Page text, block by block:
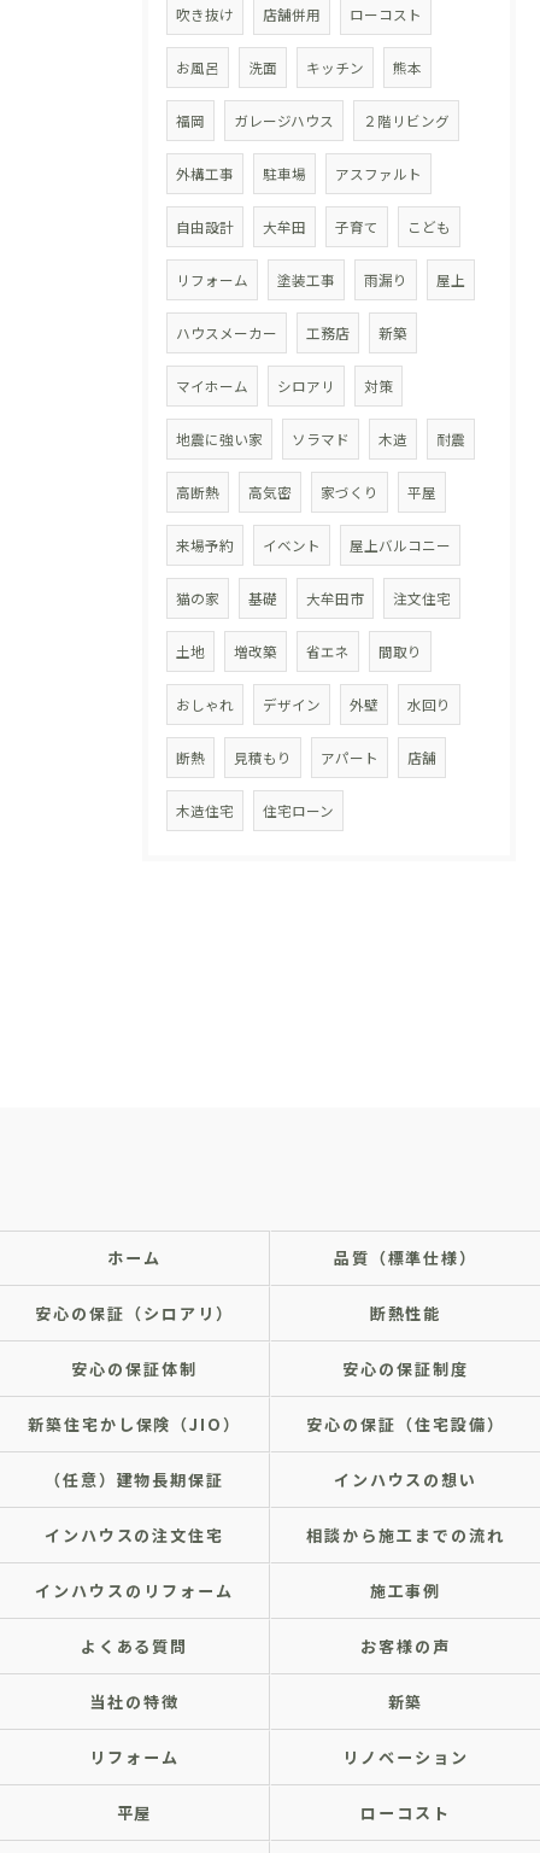
吹き抜け 店舗併用 ローコスト
お風呂 洗面 キッチン 熊本
福岡 ガレージハウス ２階リビング
外構工事 駐車場 アスファルト
自由設計 大牟田 子育て こども
リフォーム 塗装工事 雨漏り 屋上
ハウスメーカー 工務店 新築
マイホーム シロアリ 対策
地震に強い家 ソラマド 木造 耐震
高断熱 高気密 家づくり 平屋
来場予約 イベント 屋上バルコニー
猫の家 基礎 大牟田市 注文住宅
土地 増改築 省エネ 間取り
おしゃれ デザイン 外壁 水回り
断熱 見積もり アパート 店舗
木造住宅 住宅ローン
ホーム 品質（標準仕様）
安心の保証（シロアリ） 断熱性能
安心の保証体制 安心の保証制度
新築住宅かし保険（JIO） 安心の保証（住宅設備）
（任意）建物長期保証 インハウスの想い
インハウスの注文住宅 相談から施工までの流れ
インハウスのリフォーム 施工事例
よくある質問 お客様の声
当社の特徴 新築
リフォーム リノベーション
平屋 ローコスト